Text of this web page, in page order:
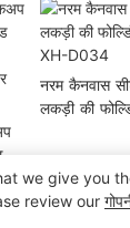
नरम कैनवास
लकड़ी की
we give you
review our